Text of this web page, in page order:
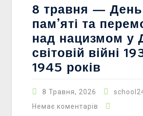
8 травня — День
пам’яті та
над нацизмом у
світовій війні
1945 років
8 Травня, 2026
Немає коментарів